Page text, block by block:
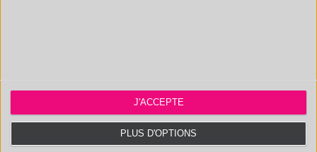
PLUS D'OPTIONS
J'ACCEPTE
131, 3ème Rue, Actipôle Saint Charles